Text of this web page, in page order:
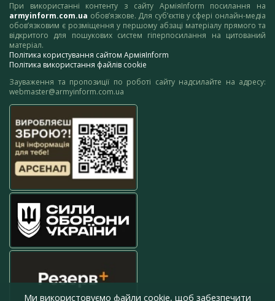
При використанні контенту з сайту АрміяInform посилання на
armyinform.com.ua обов’язкове. Для суб’єктів у сфері онлайн-медіа
обов’язковим є розміщення у першому абзаці матеріалу прямого та
відкритого для пошукових систем гіперпосилання на цитований
матеріал.
Політика користування сайтом АрміяInform
Політика використання файлів cookie
Зауваження та пропозиції по роботі сайту надсилайте на адресу:
webmaster@armyinform.com.ua
Ми використовуємо файли cookie, щоб забезпечити